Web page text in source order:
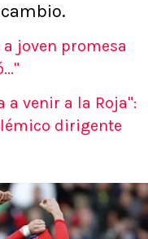
joven promesa
a venir a la Roja":
dirigente